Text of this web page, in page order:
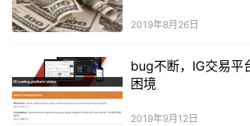
2019年8月26日
bug不断，IG交易平
困境
2019年9月12日